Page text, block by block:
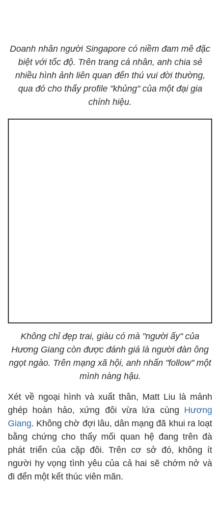
Doanh nhân người Singapore có niềm đam mê đặc
biệt với tốc độ. Trên trang cá nhân, anh chia sẻ
nhiều hình ảnh liên quan đến thú vui đời thường,
qua đó cho thấy profile "khủng" của một đại gia
chính hiệu.
Không chỉ đẹp trai, giàu có mà "người ấy" của
Hương Giang còn được đánh giá là người đàn ông
ngọt ngào. Trên mạng xã hội, anh nhấn "follow" một
mình nàng hậu.
Xét về ngoại hình và xuất thân, Matt Liu là mảnh
ghép hoàn hảo, xứng đôi vừa lứa cùng Hương
Giang. Không chờ đợi lâu, dân mạng đã khui ra loạt
bằng chứng cho thấy mối quan hệ đang trên đà
phát triển của cặp đôi. Trên cơ sở đó, không ít
người hy vọng tình yêu của cả hai sẽ chớm nở và
đi đến một kết thúc viên mãn.